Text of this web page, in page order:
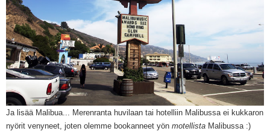
Ja lisää Malibua... Merenranta huvil aan tai hotelliin Malibussa ei kukkaron
nyörit venyneet, joten o lemme bookanneet yön motellista Malibussa:)